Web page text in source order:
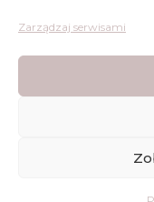
Zarządzaj serwisami
zastrzeżone © |